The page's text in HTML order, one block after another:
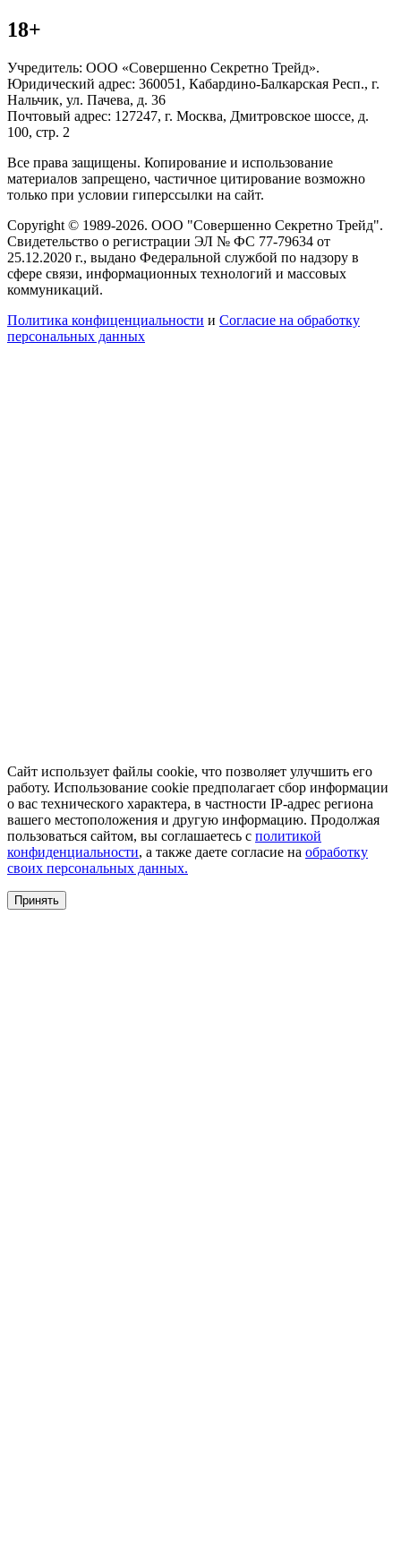
18+
Учредитель: ООО «Совершенно Секретно Трейд».
Юридический адрес: 360051, Кабардино-Балкарская Респ., г.
Нальчик, ул. Пачева, д. 36
Почтовый адрес: 127247, г. Москва, Дмитровское шоссе, д.
100, стр. 2
Все права защищены. Копирование и использование
материалов запрещено, частичное цитирование возможно
только при условии гиперссылки на сайт.
Copyright © 1989-2026. ООО "Совершенно Секретно Трейд".
Свидетельство о регистрации ЭЛ № ФС 77-79634 от
25.12.2020 г., выдано Федеральной службой по надзору в
сфере связи, информационных технологий и массовых
коммуникаций.
Политика конфиценциальности и Согласие на обработку
персональных данных
Сайт использует файлы cookie, что позволяет улучшить его
работу. Использование cookie предполагает сбор информации
о вас технического характера, в частности IP-адрес региона
вашего местоположения и другую информацию. Продолжая
пользоваться сайтом, вы соглашаетесь с политикой
конфиденциальности, а также даете согласие на обработку
своих персональных данных.
Принять